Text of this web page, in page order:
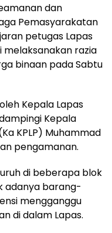
dan
Pemasyarakatan
petugas Lapas
melaksanakan razia
binaan pada Sabtu
Kepala Lapas
Kepala
KPLP) Muhammad
pengamanan.
di beberapa blok
adanya barang-
mengganggu
di dalam Lapas.